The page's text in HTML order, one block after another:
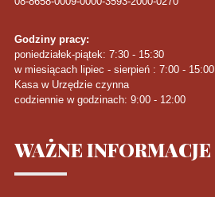
Godziny pracy:
poniedziałek-piątek: 7:30 - 15:30
w miesiącach lipiec - sierpień : 7:00 - 15:00
Kasa w Urzędzie czynna
codziennie w godzinach: 9:00 - 12:00
WAŻNEINFORMACJE